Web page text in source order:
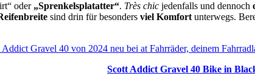
oder „Sprenkelsplatatter“. Très chic jedenfalls und dennoch
sind drin für besonders viel Komfort unterwegs.
Scott Addict Gravel 40 Bike in